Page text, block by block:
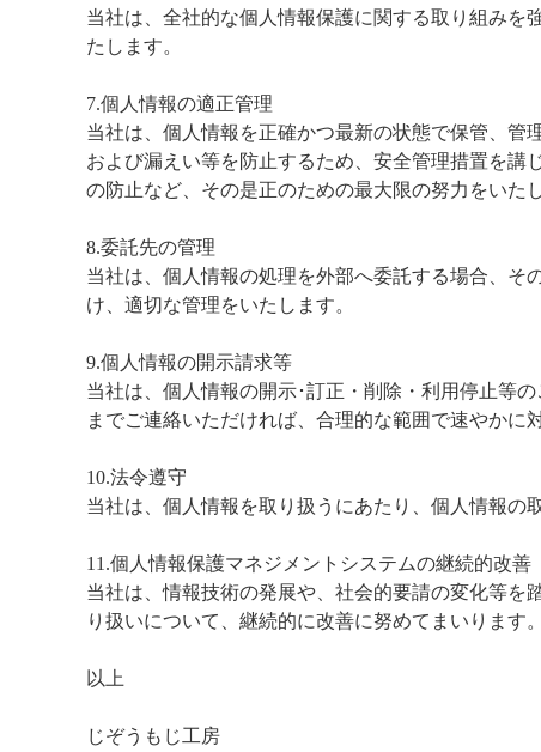
当社は、全社的な個人情報保護に関する取り組みを
たします。
7.個人情報の適正管理
当社は、個人情報を正確かつ最新の状態で保管、管
および漏えい等を防止するため、安全管理措置を講
の防止など、その是正のための最大限の努力をいた
8.委託先の管理
当社は、個人情報の処理を外部へ委託する場合、
け、適切な管理をいたします。
9.個人情報の開示請求等
当社は、個人情報の開示･訂正・削除・利用停止等
までご連絡いただければ、合理的な範囲で速やかに
10.法令遵守
当社は、個人情報を取り扱うにあたり、個人情報の
11.個人情報保護マネジメントシステムの継続的改善
当社は、情報技術の発展や、社会的要請の変化等を
り扱いについて、継続的に改善に努めてまいります。
以上
じぞうもじ工房